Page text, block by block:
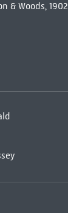
& Woods, 1902